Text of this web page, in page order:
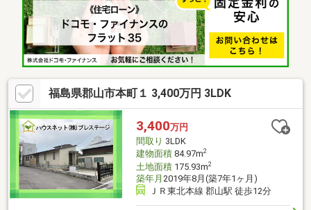
歩１８分◆『頭金 0円』『車のローンが残ってる』『転職したば
かり』そんな方もご購入可能です！◆経験豊富な弊社スタッフが
ご購入のサポートを致します！◆平日、土日祝、夜間やお仕事帰
りでも内覧可
福島県郡山市本町１ 3,400万円 3LDK
3,400万円
間取り 3LDK
建物面積84.97m2
土地面積175.93m2
築年月 2019年8月(築7年1ヶ月)
ＪＲ東北本線 郡山駅 徒歩12分